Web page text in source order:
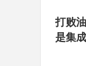
打败
是集